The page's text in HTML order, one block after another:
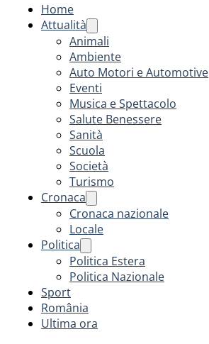
Home
Attualità
Animali
Ambiente
Auto Motori e Automotive
Eventi
Musica e Spettacolo
Salute Benessere
Sanità
Scuola
Società
Turismo
Cronaca
Cronaca nazionale
Locale
Politica
Politica Estera
Politica Nazionale
Sport
România
Ultima ora